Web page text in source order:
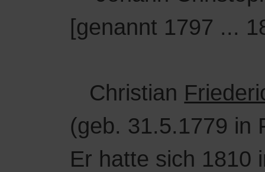
[genannt 1797 ...
Christian
(geb. 31.5.1779 in
Er hatte sich 1810